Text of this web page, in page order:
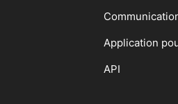
Application
API